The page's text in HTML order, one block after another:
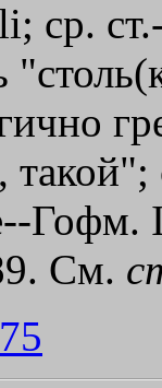
ср.
Гофм.
См.
75